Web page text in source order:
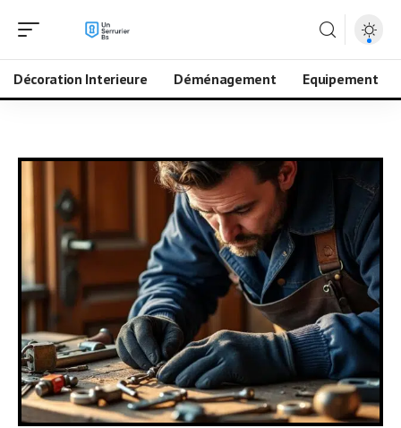
Décoration Interieure Déménagement Equipement